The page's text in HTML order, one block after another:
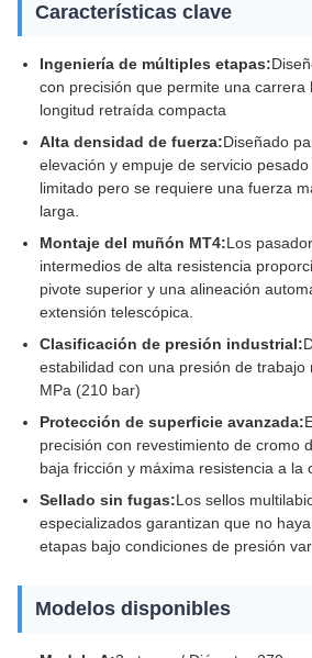
Características clave
Ingeniería de múltiples etapas:
con precisión que permite una carrera
longitud retraída compacta
Alta densidad de fuerza:Diseñado
elevación y empuje de servicio
limitado pero se requiere una fuerza
larga.
Montaje del muñón MT4:Los
intermedios de alta resistencia
pivote superior y una alineación
extensión telescópica.
Clasificación de presión industrial:
estabilidad con una presión de trabajo
MPa (210 bar)
Protección de superficie avanzada:
precisión con revestimiento de cromo
baja fricción y máxima resistencia a la
Sellado sin fugas:Los sellos
especializados garantizan que no
etapas bajo condiciones de presión
Modelos disponibles